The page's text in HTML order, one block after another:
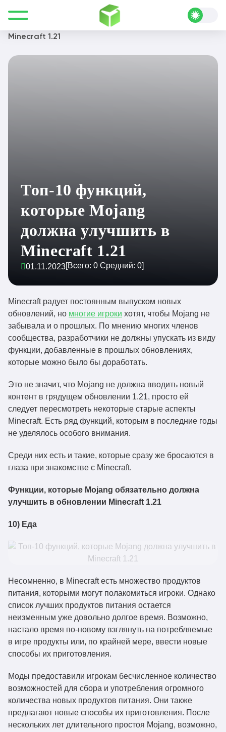
Все для Minecraft Полезные статьи
Подборки
Топ-10 функций, которые Mojang должна улучшить в
Minecraft 1.21
Топ-10 функций,
которые Mojang
должна улучшить в
Minecraft 1.21
01.11.2023[Всего: 0 Средний: 0]
Minecraft радует постоянным выпуском новых
обновлений, но многие игроки хотят, чтобы Mojang не
забывала и о прошлых. По мнению многих членов
сообщества, разработчики не должны упускать из виду
функции, добавленные в прошлых обновлениях,
которые можно было бы доработать.
Это не значит, что Mojang не должна вводить новый
контент в грядущем обновлении 1.21, просто ей
следует пересмотреть некоторые старые аспекты
Minecraft. Есть ряд функций, которым в последние годы
не уделялось особого внимания.
Среди них есть и такие, которые сразу же бросаются в
глаза при знакомстве с Minecraft.
Функции, которые Mojang обязательно должна
улучшить в обновлении Minecraft 1.21
10) Еда
Несомненно, в Minecraft есть множество продуктов
питания, которыми могут полакомиться игроки. Однако
список лучших продуктов питания остается
неизменным уже довольно долгое время. Возможно,
настало время по-новому взглянуть на потребляемые
в игре продукты или, по крайней мере, ввести новые
способы их приготовления.
Моды предоставили игрокам бесчисленное количество
возможностей для сбора и употребления огромного
количества новых продуктов питания. Они также
предлагают новые способы их приготовления. После
нескольких лет длительного простоя Mojang, возможно,